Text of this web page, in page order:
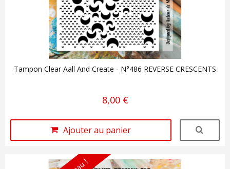
Tampon Clear Aall And Create - N°486 REVERSE CRESCENTS
8,00 €
Ajouter au panier